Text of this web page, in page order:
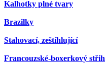
Kalhotky plné tvary
Brazilky
Stahovací, zeštíhlující
Francouzské-boxerkový střih